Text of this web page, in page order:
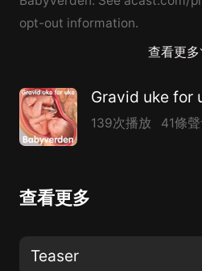
opt-out information.
查看更多
Gravid uke for
139次播放 41條
查看更多
Teaser